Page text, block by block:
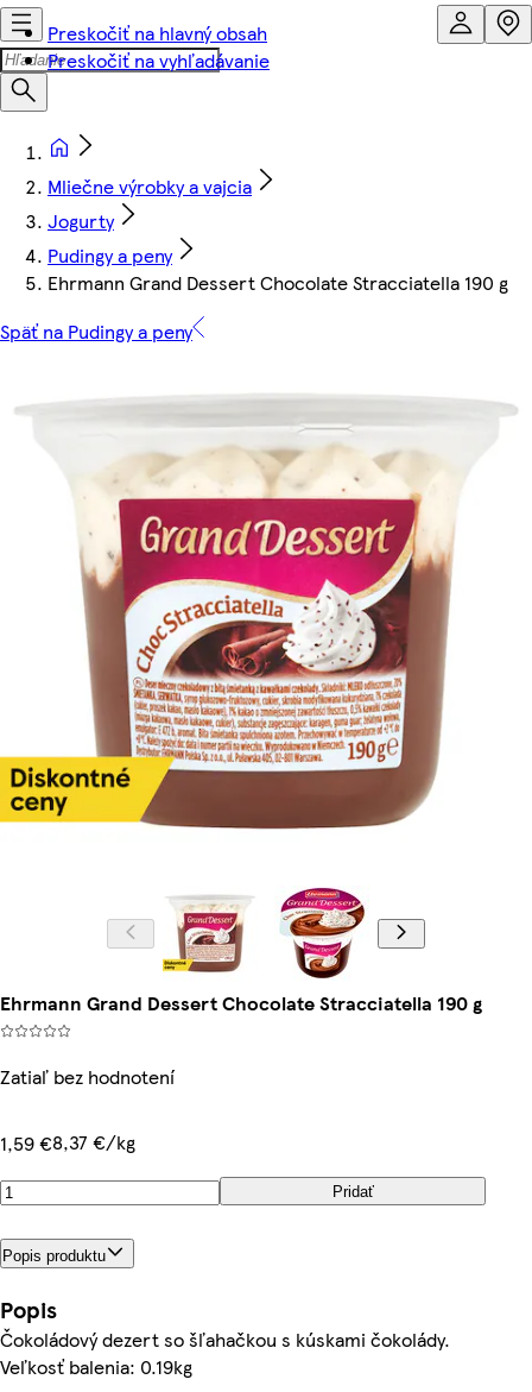
Preskočiť na hlavný obsah
Preskočiť na vyhľadávanie
Mliečne výrobky a vajcia
Jogurty
Pudingy a peny
Ehrmann Grand Dessert Chocolate Stracciatella 190 g
Späť na Pudingy a peny
Ehrmann Grand Dessert Chocolate Stracciatella 190 g
Zatiaľ bez hodnotení
1,59 €8,37 €/kg
Pridať
Popis produktu
Popis
Čokoládový dezert so šľahačkou s kúskami čokolády.
Veľkosť balenia: 0.19kg